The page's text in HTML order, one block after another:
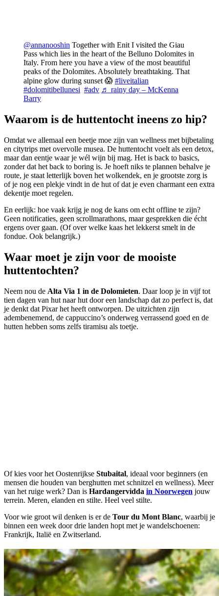
@annanooshin Together with Enit I visited the Giau
Pass which lies in the heart of the Belluno Dolomites in
Italy. From here you have a view of the most beautiful
peaks of the Dolomites. Absolutely breathtaking. That
alpine glow during sunset 😱 #liveitalian
#dolomitibellunesi #adv ♬ rainy day – McKenna
Barry
Waarom is de huttentocht ineens zo hip?
Omdat we allemaal een beetje moe zijn van wellness met bijbetaling
en citytrips met overvolle musea. De huttentocht voelt als een detox,
maar dan eentje waar je wél wijn bij mag. Het is back to basics,
zonder dat het back to boring is. Je hoeft niks te plannen behalve je
route, je staat letterlijk boven het wolkendek, en je grootste zorg is
of je nog een plekje vindt in de hut of dat je even charmant een extra
dekentje moet regelen.
En eerlijk: hoe vaak krijg je nog de kans om echt offline te zijn?
Geen notificaties, geen scrollmarathons, maar gesprekken die écht
ergens over gaan. (Of over welke kaas het lekkerst smelt in de
fondue. Ook belangrijk.)
Waar moet je zijn voor de mooiste
huttentochten?
Neem nou de Alta Via 1 in de Dolomieten. Daar loop je in vijf tot
tien dagen van hut naar hut door een landschap dat zo perfect is, dat
je denkt dat Pixar het heeft ontworpen. De uitzichten zijn
adembenemend, de cappuccino’s onderweg verrassend goed en de
hutten hebben soms zelfs tiramisu als toetje.
Of kies voor het Oostenrijkse Stubaital, ideaal voor beginners (en
mensen die houden van berghutten met schnitzel en wellness). Meer
van het ruige werk? Dan is Hardangervidda in Noorwegen jouw
terrein. Meren, elanden en stilte. Heel veel stilte.
Voor wie groot wil denken is er de Tour du Mont Blanc, waarbij je
binnen een week door drie landen hopt met je wandelschoenen:
Frankrijk, Italië en Zwitserland.